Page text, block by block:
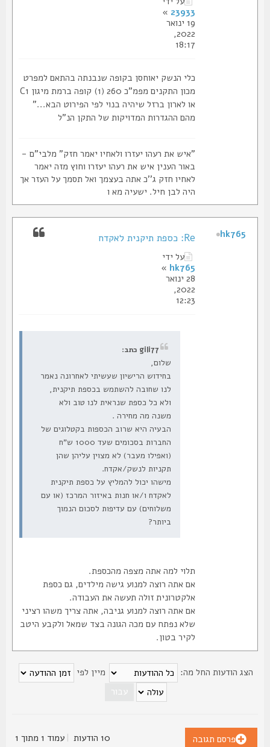
23933
»
19 ינואר
2022,
18:17
כלי הנשק יאוחסן בקופה שנבנתה בהתאם למפרט
מכון התקנים מפמ"כ 260 (1) קופה ברמת מיגון C1
או לארון ברזל שיהיה בנוי לפי הפירוט הבא..."
מהם ההגדרות המדויקות של התקן הנ"ל
"איש את רעהו יעזרו ולאחיו יאמר חזק" מלבי"ם -
באור הענין איש את רעהו יעזרו וחוץ מזה יאמר
לאחיו חזק ג''כ אתה בעצמך ואל תסמך על העזר אך
היה לבן חיל. ישעיה מא ו
על ידי
hk765
»
28 ינואר
2022,
12:23
gili77 כתב:
שלום,
בחידוש הרישיון שעשיתי לאחרונה נאמר
לנו שחובה להשתמש בכספת תיקנית,
ולא כל כספת שנראית לנו טוב ולא
משנה מה מחירה .
הבעיה היא שרוב הכספות בקטלוגים של
החברות בסכומים שעד 1000 ש"ח
(ואפילו מעבר) לא מצוין עליהן שהן
תקניות לנשק/אקדח.
מישהו יכול להמליץ על כספת תיקנית
לאקדח ו/או חנות באיזור המרכז (או עם
משלוחים) עם עדיפות לסכום הנמוך
ביותר?
תלוי למה אתה מצפה מהכספת.
אם אתה רוצה למנוע גישה מילדים, גם כספת
אלקטרונית זולה תעשה את העבודה.
אם אתה רוצה למנוע גניבה, אתה צריך משהו רציני
שלא נפתח עם מכה הגונה בצד שמאל ולקבע היטב
לקיר בטון.
hk765
הודעות החל מה: מיין לפי
פרסם תגובה |עמוד1מתוך1